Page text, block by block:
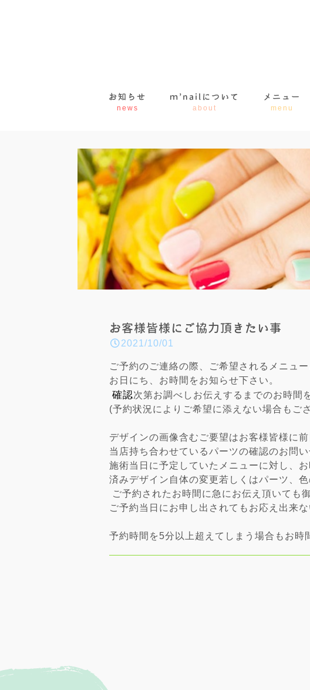
お知らせ
news
ｍ’nailについて
about
メニュー
menu
お客様皆様にご協力頂きたい事
2021/10/01
ご予約のご連絡の際、ご希望されるメニュー
お日にち、お時間をお知らせ下さい。
確認次第お調べしお伝えするまでのお時間
(予約状況によりご希望に添えない場合もご
デザインの画像含むご要望はお客様皆様に
当店持ち合わせているパーツの確認のお問い
施術当日に予定していたメニューに対し、
済みデザイン自体の変更若しくはパーツ、
ご予約されたお時間に急にお伝え頂いても
ご予約当日にお申し出されてもお応え出来な
予約時間を5分以上超えてしまう場合もお時